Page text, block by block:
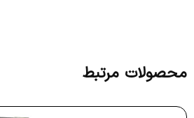
محصولات مرتبط